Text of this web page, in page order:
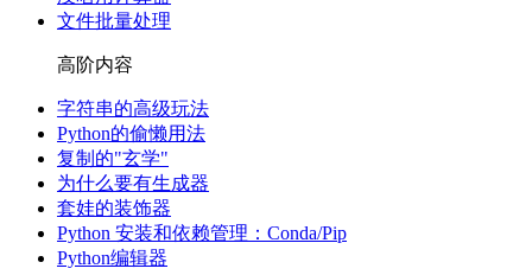
文件批量处理
高阶内容
字符串的高级玩法
Python的偷懒用法
复制的"玄学"
为什么要有生成器
套娃的装饰器
Python 安装和依赖管理：Conda/Pip
Python编辑器